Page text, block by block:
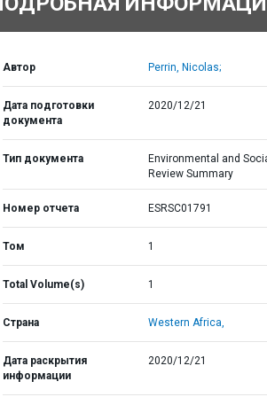
Автор Perrin, Nicolas;
Дата подготовки
документа
2020/12/21
Тип документа
Environmental and
Review Summary
Номер отчета ESRSC01791
Том 1
Total Volume(s) 1
Страна Western Africa,
Дата раскрытия
информации
2020/12/21